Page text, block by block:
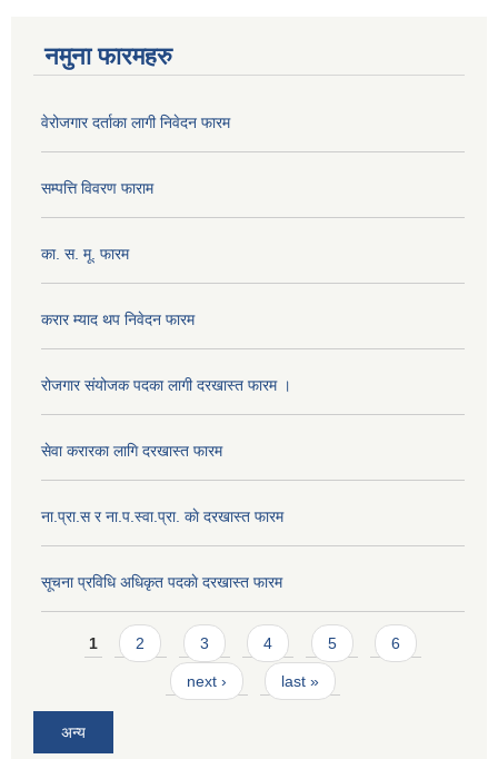
नमुना फारमहरु
वेरोजगार दर्ताका लागी निवेदन फारम
सम्पत्ति विवरण फाराम
का. स. मू. फारम
करार म्याद थप निवेदन फारम
रोजगार संयोजक पदका लागी दरखास्त फारम ।
सेवा करारका लागि दरखास्त फारम
ना‍.प्रा.स र ना.प.स्वा.प्रा. काे दरखास्त फारम
सूचना प्रविधि अधिकृत पदकाे दरखास्त फारम
Pages
1 2 3 4 5 6
next › last »
अन्य